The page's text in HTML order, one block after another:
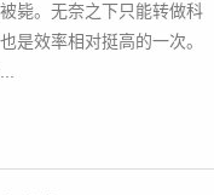
毙。无奈之下只能转做科
是效率相对挺高的一次。